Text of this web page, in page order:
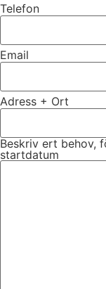
Telefon
Email
Adress + Ort
Beskriv ert behov,
startdatum